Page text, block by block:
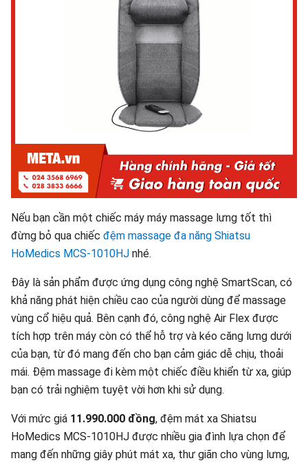
Nếu bạn cần một chiếc máy máy massage lưng tốt thì
đừng bỏ qua chiếc đệm massage đa năng Shiatsu
HoMedics MCS-1010HJ nhé.
Đây là sản phẩm được ứng dụng công nghệ SmartScan, có
khả năng phát hiện chiều cao của người dùng để massage
vùng cổ hiệu quả. Bên cạnh đó, công nghệ Air Flex được
tích hợp trên máy còn có thể hỗ trợ và kéo căng lưng dưới
của bạn, từ đó mang đến cho bạn cảm giác dễ chịu, thoải
mái. Đệm massage đi kèm một chiếc điều khiển từ xa, giúp
bạn có trải nghiệm tuyệt vời hơn khi sử dụng.
Với mức giá 11.990.000 đồng, đệm mát xa Shiatsu
HoMedics MCS-1010HJ được nhiều gia đình lựa chọn để
mang đến những giây phút mát xa, thư giãn cho vùng lưng,